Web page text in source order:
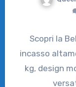
Scopri la
incasso
kg, design